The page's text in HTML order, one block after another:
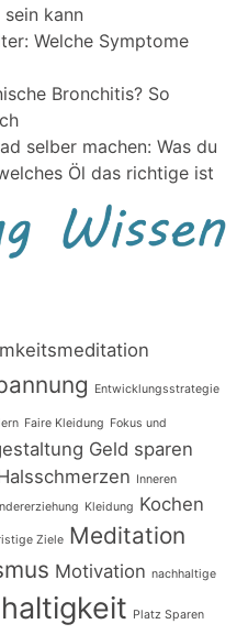
kann
Welche Symptome
Bronchitis? So
selber machen: Was du
Öl das richtige ist
Entwicklungsstrategie
Faire Kleidung Fokus und
Geld sparen
Inneren
Kleidung Kochen
Ziele Meditation
Motivation nachhaltige
Platz Sparen